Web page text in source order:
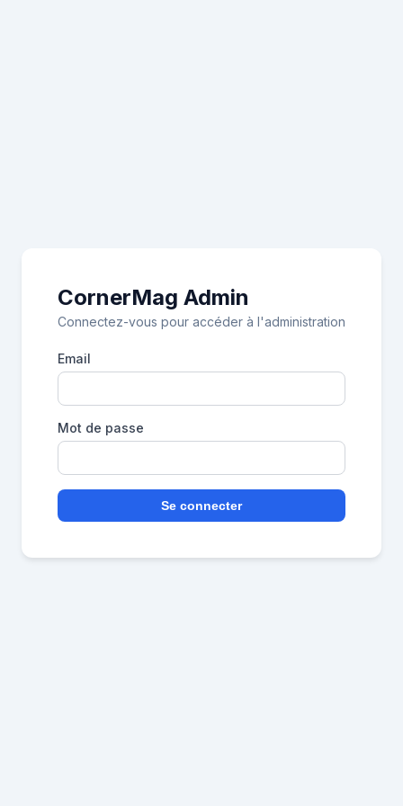
CornerMag Admin
Connectez-vous pour accéder à l'administration
Email
Mot de passe
Se connecter